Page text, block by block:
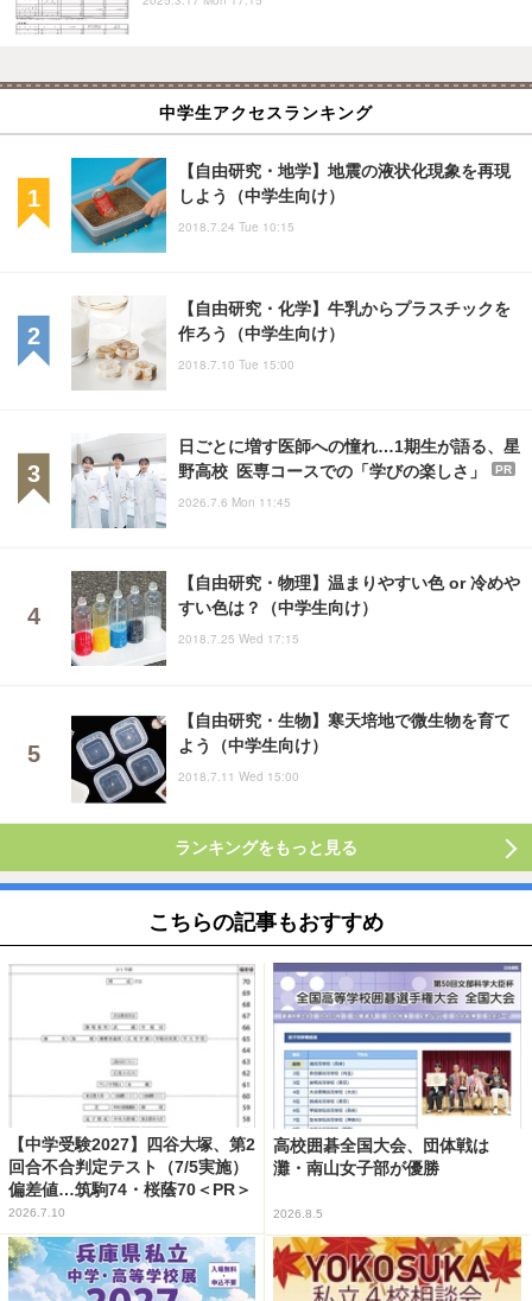
中学生アクセスランキング
【自由研究・地学】地震の液状化現象を再現
しよう（中学生向け）
2018.7.24 Tue 10:15
【自由研究・化学】牛乳からプラスチックを
作ろう（中学生向け）
2018.7.10 Tue 15:00
日ごとに増す医師への憧れ…1期生が語る、星
野高校 医専コースでの「学びの楽しさ」
PR
2026.7.6 Mon 11:45
【自由研究・物理】温まりやすい色 or 冷めや
すい色は？（中学生向け）
2018.7.25 Wed 17:15
【自由研究・生物】寒天培地で微生物を育て
よう（中学生向け）
2018.7.11 Wed 15:00
ランキングをもっと見る
こちらの記事もおすすめ
【中学受験2027】四谷大塚、第2
回合不合判定テスト（7/5実施）
偏差値…筑駒74・桜蔭70＜PR＞
2026.7.10
高校囲碁全国大会、団体戦は
灘・南山女子部が優勝
2026.8.5